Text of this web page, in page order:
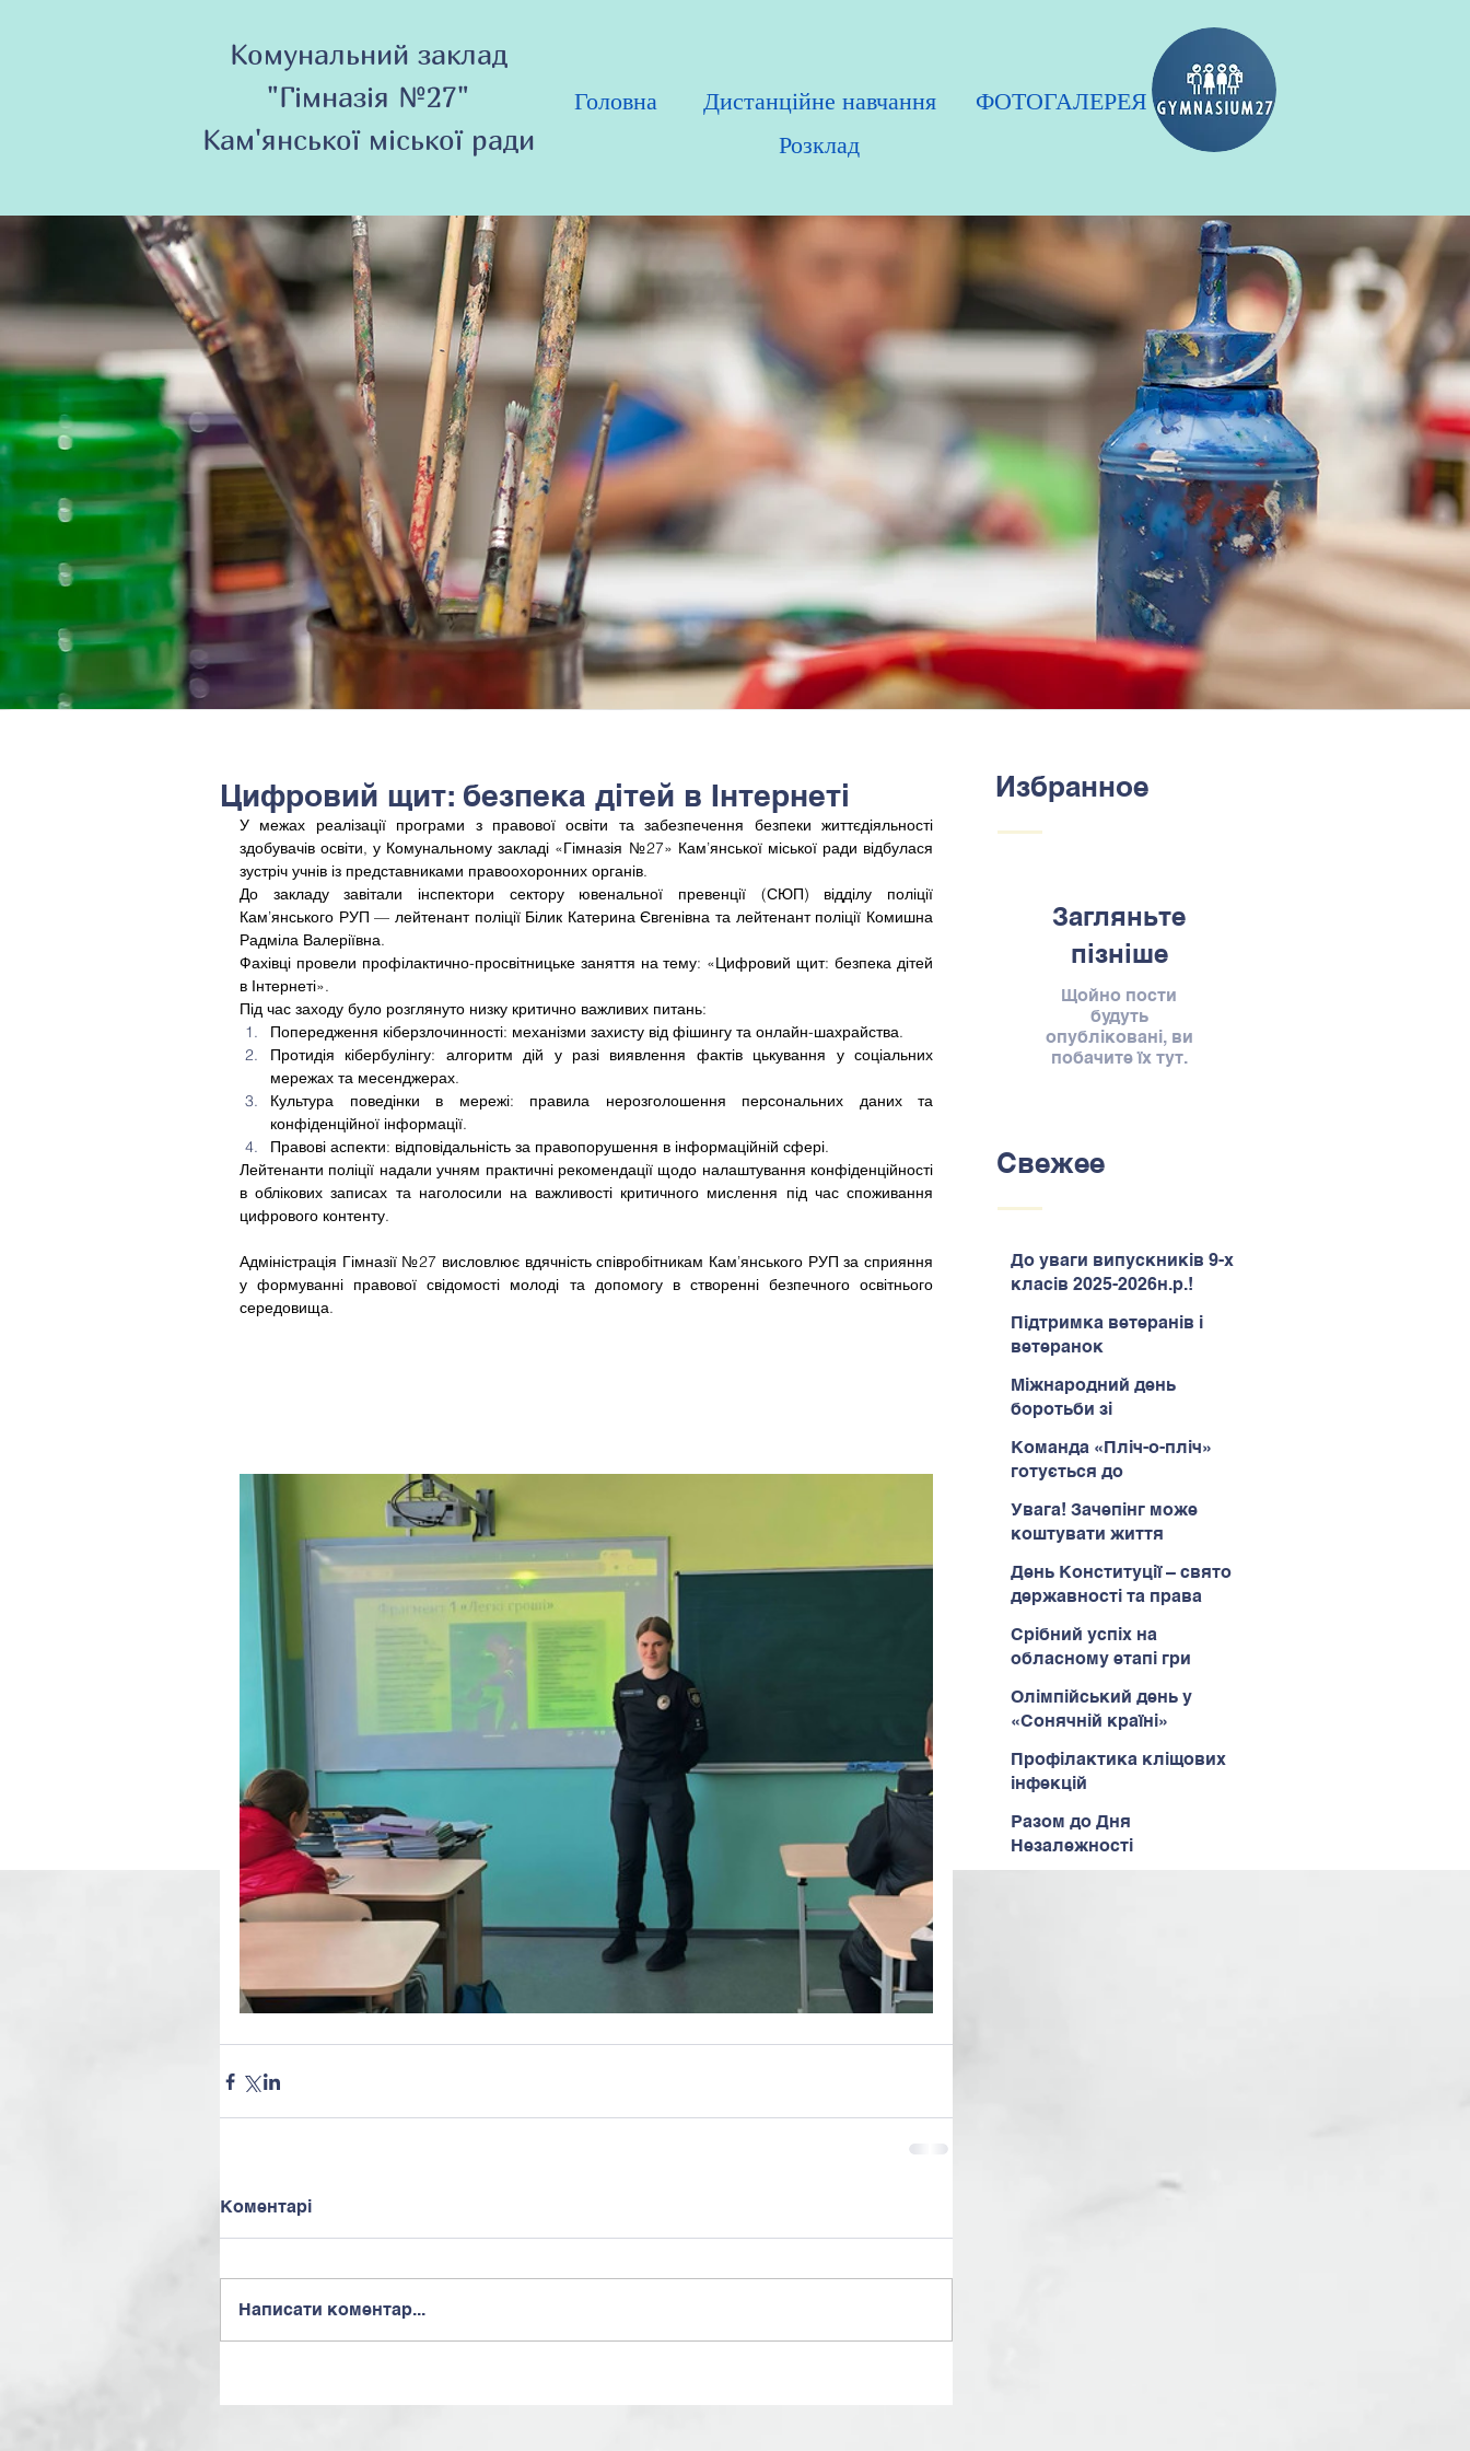
Комунальний заклад
"Гімназія №27"
Кам'янської міської ради
Головна
Дистанційне навчання
Розклад
ФОТОГАЛЕРЕЯ
Избранное
Загляньте
пізніше
Щойно пости
будуть
опубліковані, ви
побачите їх тут.
Свежее
До уваги випускників 9-х
класів 2025-2026н.р.!
Підтримка ветеранів і
ветеранок
Міжнародний день
боротьби зі
наркотиками
Команда «Пліч-о-пліч»
готується до
Увага! Зачепінг може
коштувати життя
День Конституції – свято
державності та права
Срібний успіх на
обласному етапі гри
Олімпійський день у
«Сонячній країні»
Профілактика кліщових
інфекцій
Разом до Дня
Незалежності
Цифровий щит: безпека дітей в Інтернеті
У межах реалізації програми з правової освіти та забезпечення безпеки життєдіяльності
здобувачів освіти, у Комунальному закладі «Гімназія №27» Кам’янської міської ради відбулася
зустріч учнів із представниками правоохоронних органів.
До закладу завітали інспектори сектору ювенальної превенції (СЮП) відділу поліції
Кам’янського РУП — лейтенант поліції Білик Катерина Євгенівна та лейтенант поліції Комишна
Радміла Валеріївна.
Фахівці провели профілактично-просвітницьке заняття на тему: «Цифровий щит: безпека дітей
в Інтернеті».
Під час заходу було розглянуто низку критично важливих питань:
Попередження кіберзлочинності: механізми захисту від фішингу та онлайн-шахрайства.
Протидія кібербулінгу: алгоритм дій у разі виявлення фактів цькування у соціальних
мережах та месенджерах.
Культура поведінки в мережі: правила нерозголошення персональних даних та
конфіденційної інформації.
Правові аспекти: відповідальність за правопорушення в інформаційній сфері.
Лейтенанти поліції надали учням практичні рекомендації щодо налаштування конфіденційності
в облікових записах та наголосили на важливості критичного мислення під час споживання
цифрового контенту.
Адміністрація Гімназії №27 висловлює вдячність співробітникам Кам’янського РУП за сприяння
у формуванні правової свідомості молоді та допомогу в створенні безпечного освітнього
середовища.
Коментарі
Написати коментар...